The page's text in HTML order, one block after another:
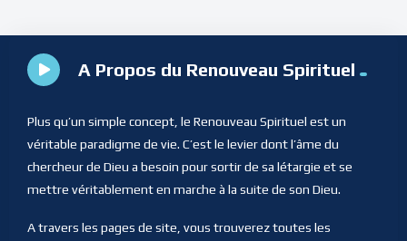
A Propos du Renouveau Spirituel
Plus qu’un simple concept, le Renouveau Spirituel est un
véritable paradigme de vie. C’est le levier dont l’âme du
chercheur de Dieu a besoin pour sortir de sa létargie et se
mettre véritablement en marche à la suite de son Dieu.
A travers les pages de site, vous trouverez toutes les